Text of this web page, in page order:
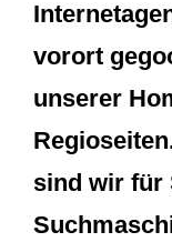
vorort
unserer
sind wir für